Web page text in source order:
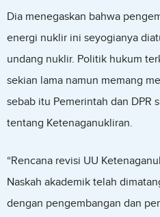
Dia menegaskan bahwa
energi nuklir ini seyogianya
undang nuklir. Politik hukum
sekian lama namun memang
sebab itu Pemerintah dan DPR
tentang Ketenaganukliran.
“Rencana revisi UU
Naskah akademik telah
dengan pengembangan dan